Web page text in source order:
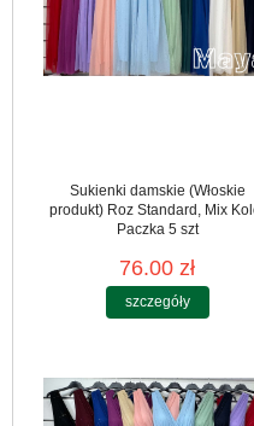
Sukienki damskie (Włoskie
produkt) Roz Standard, Mix
Paczka 5 szt
76.00 zł
szczegóły